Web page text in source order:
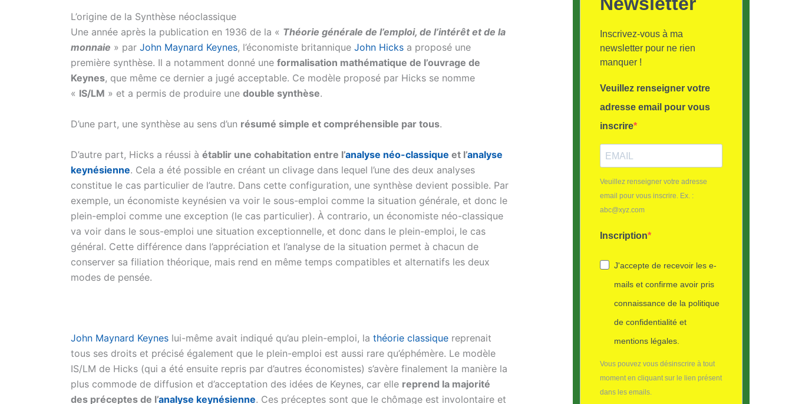
L’origine de la Synthèse néoclassique
Une année après la publication en 1936 de la « Théorie générale de l’emploi, de l’intérêt et de la
monnaie » par John Maynard Keynes, l’économiste britannique John Hicks a proposé une
première synthèse. Il a notamment donné une formalisation mathématique de l’ouvrage de
Keynes, que même ce dernier a jugé acceptable. Ce modèle proposé par Hicks se nomme
« IS/LM » et a permis de produire une double synthèse.
D’une part, une synthèse au sens d’un résumé simple et compréhensible par tous.
D’autre part, Hicks a réussi à établir une cohabitation entre l’analyse néo-classique et l’analyse
keynésienne. Cela a été possible en créant un clivage dans lequel l’une des deux analyses
constitue le cas particulier de l’autre. Dans cette configuration, une synthèse devient possible. Par
exemple, un économiste keynésien va voir le sous-emploi comme la situation générale, et donc le
plein-emploi comme une exception (le cas particulier). À contrario, un économiste néo-classique
va voir dans le sous-emploi une situation exceptionnelle, et donc dans le plein-emploi, le cas
général. Cette différence dans l’appréciation et l’analyse de la situation permet à chacun de
conserver sa filiation théorique, mais rend en même temps compatibles et alternatifs les deux
modes de pensée.
John Maynard Keynes lui-même avait indiqué qu’au plein-emploi, la théorie classique reprenait
tous ses droits et précisé également que le plein-emploi est aussi rare qu’éphémère. Le modèle
IS/LM de Hicks (qui a été ensuite repris par d’autres économistes) s’avère finalement la manière la
plus commode de diffusion et d’acceptation des idées de Keynes, car elle reprend la majorité
des préceptes de l’analyse keynésienne. Ces préceptes sont que le chômage est involontaire et
Inscrivez-vous à ma
newsletter pour ne rien
manquer !
Veuillez renseigner votre
adresse email pour vous
inscrire
Veuillez renseigner votre adresse
email pour vous inscrire. Ex. :
abc@xyz.com
Inscription
J'accepte de recevoir les e-
mails et confirme avoir pris
connaissance de la politique
de confidentialité et
mentions légales.
Vous pouvez vous désinscrire à tout
moment en cliquant sur le lien présent
dans les emails.